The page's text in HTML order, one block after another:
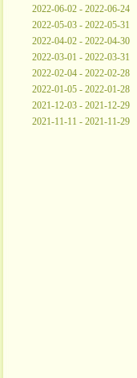
2022-06-02 - 2022-06-24
2022-05-03 - 2022-05-31
2022-04-02 - 2022-04-30
2022-03-01 - 2022-03-31
2022-02-04 - 2022-02-28
2022-01-05 - 2022-01-28
2021-12-03 - 2021-12-29
2021-11-11 - 2021-11-29